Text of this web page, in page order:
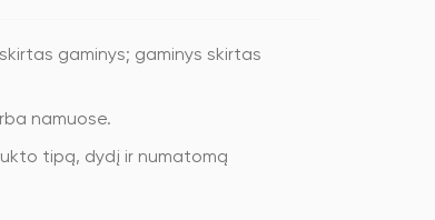
gaminys; gaminys skirtas
namuose.
tipą, dydį ir numatomą